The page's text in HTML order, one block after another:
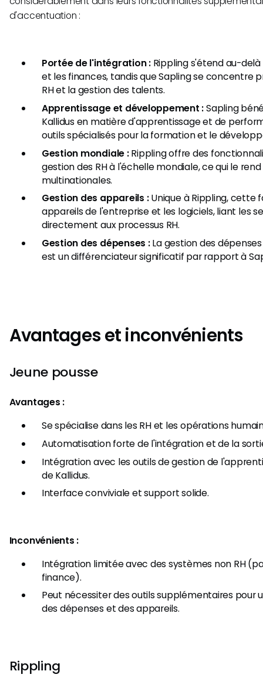
d'accentuation :
Portée de l'intégration :Rippling s'étend au-delà
et les finances, tandis que Sapling se concentre
RH et la gestion des talents.
Apprentissage et développement :Sapling
Kallidus en matière d'apprentissage et de
outils spécialisés pour la formation et le
Gestion mondiale :Rippling offre des
gestion des RH à l'échelle mondiale, ce qui le
multinationales.
Gestion des appareils :Unique à Rippling, cette
appareils de l'entreprise et les logiciels, liant les
directement aux processus RH.
Gestion des dépenses :La gestion des
est un différenciateur significatif par rapport à
Avantages et inconvénients
Jeune pousse
Avantages :
Se spécialise dans les RH et les opérations
Automatisation forte de l'intégration et de la
Intégration avec les outils de gestion de
de Kallidus.
Interface conviviale et support solide.
Inconvénients :
Intégration limitée avec des systèmes non RH
finance).
Peut nécessiter des outils supplémentaires pour
des dépenses et des appareils.
Rippling